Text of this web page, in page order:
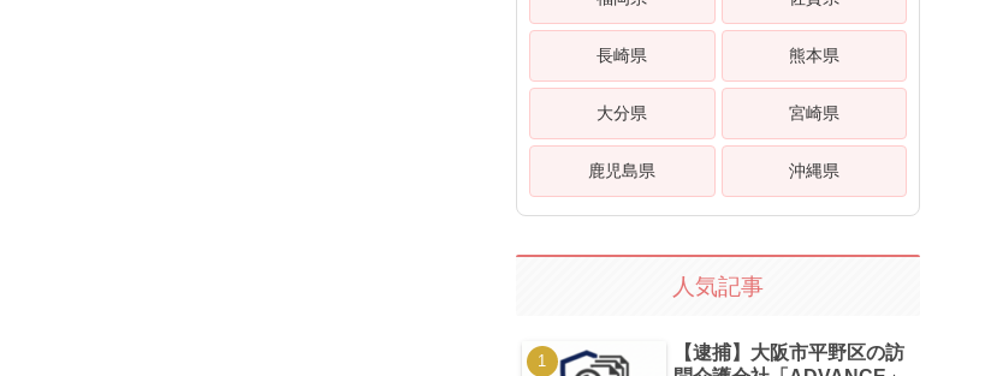
長崎県 熊本県
大分県 宮崎県
鹿児島県 沖縄県
人気記事
【逮捕】大阪市平野区の訪